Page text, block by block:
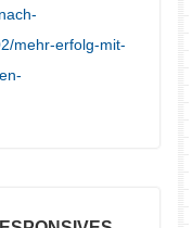
mehr-erfolg-mit-